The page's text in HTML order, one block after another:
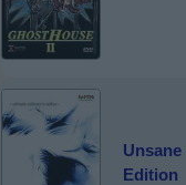
Edition